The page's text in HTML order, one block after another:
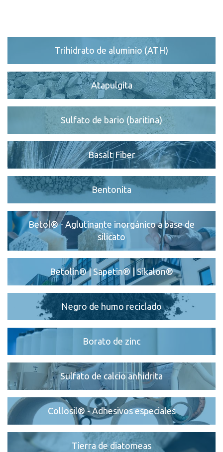
Localidades
Formulario de contacto
Personas de contacto
Trihidrato de aluminio (ATH)
Atapulgita
Sulfato de bario (baritina)
Basalt Fiber
Bentonita
Betol® - Aglutinante inorgánico a base de
silicato
Betolin® | Sapetin® | Sikalon®
Negro de humo reciclado
Borato de zinc
Sulfato de calcio anhidrita
Collosil® - Adhesivos especiales
Tierra de diatomeas